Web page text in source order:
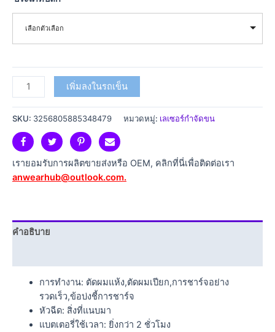
เลือกตัวเลือก
เพิ่มลงในรถเข็น
SKU: 3256805885348479 หมวดหมู่: เลเซอร์กำจัดขน
เรายอมรับการผลิตขายส่งหรือ OEM, คลิกที่นี่เพื่อติดต่อเรา
anwearhub@outlook.com.
คำอธิบาย
การทำงาน: ตัดผมแห้ง,ตัดผมเปียก,การชาร์จอย่าง
รวดเร็ว,ข้อบ่งชี้การชาร์จ
หัวฉีด: สิ่งที่แนบมา
แบตเตอรี่ใช้เวลา: ยิ่งกว่า 2 ชั่วโมง